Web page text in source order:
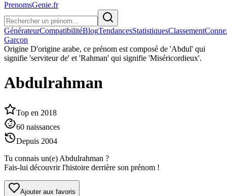
PrenomsGenie.fr
GénérateurCompatibilitéBlogTendancesStatistiquesClassement
Garçon
Origine D'origine arabe, ce prénom est composé de 'Abdul' qui
signifie 'serviteur de' et 'Rahman' qui signifie 'Miséricordieux'.
Abdulrahman
Top en 2018
60 naissances
Depuis 2004
Tu connais un(e) Abdulrahman ?
Fais-lui découvrir l'histoire derrière son prénom !
Ajouter aux favoris